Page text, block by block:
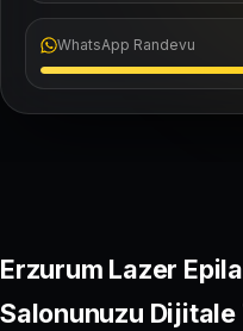
WhatsApp Randevu
Erzurum Lazer
Salonunuzu Dijitale